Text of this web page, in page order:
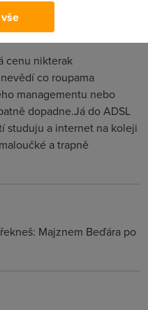
cenu nikterak
co roupama
managementu nebo
dopadne.Já do ADSL
studuju a internet na koleji
a trapně
Majznem Beďára po